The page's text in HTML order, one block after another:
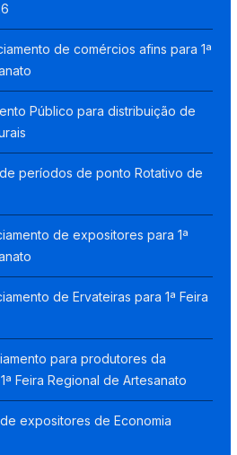
de comércios afins para 1ª
Público para distribuição de
períodos de ponto Rotativo de
de expositores para 1ª
de Ervateiras para 1ª Feira
para produtores da
Feira Regional de Artesanato
expositores de Economia